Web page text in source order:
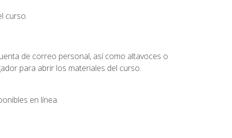
curso.
de correo personal, así como altavoces o
para abrir los materiales del curso.
en línea.